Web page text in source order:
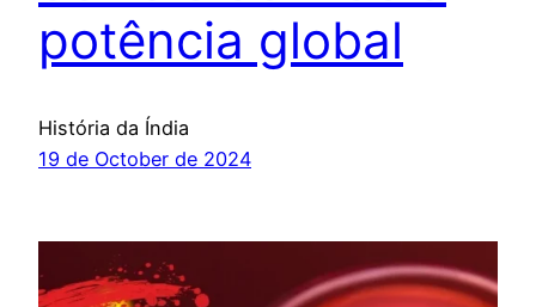
potência global
História da Índia
19 de October de 2024